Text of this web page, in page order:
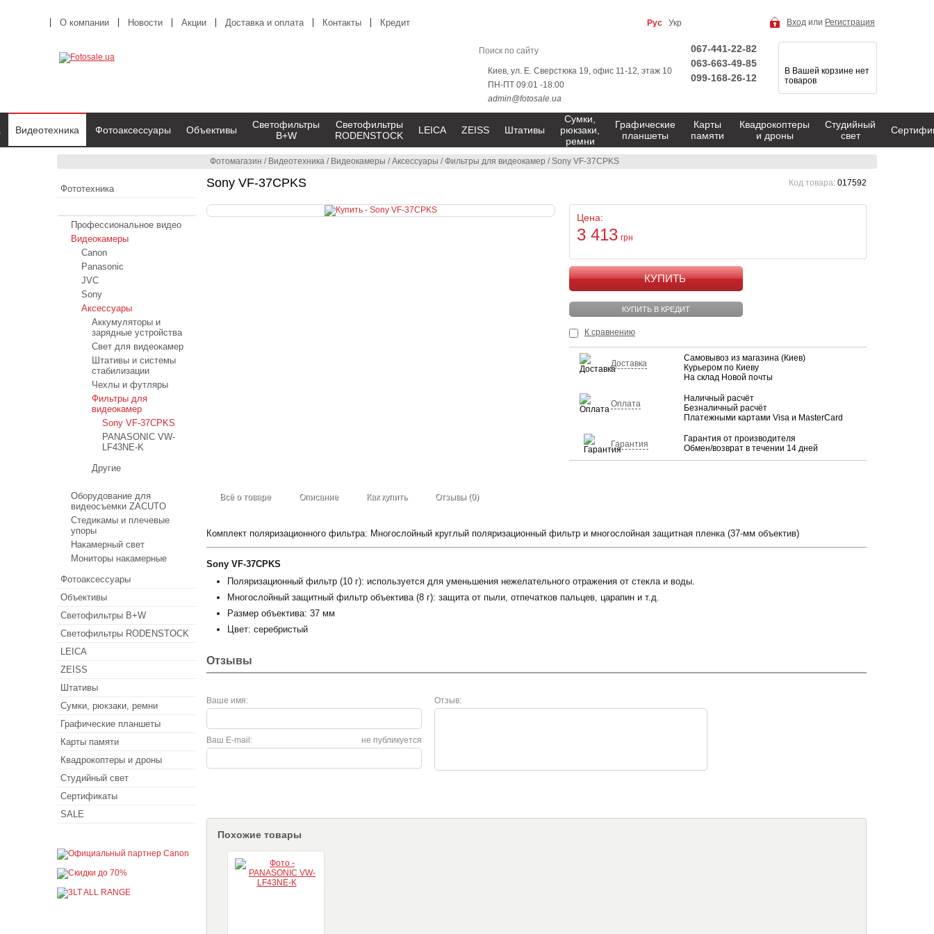
Фотомагазин / Видеотехника / Видеокамеры /Аксессуары /Фильтры для видеокамер /Sony VF-37CPKS
Sony VF-37CPKS Код товара: 017592
Цена:
3 413 грн
КУПИТЬ
КУПИТЬ В КРЕДИТ
К сравнению
Доставка
Самовывоз из магазина (Киев)
Курьером по Киеву
На склад Новой почты
Оплата
Наличный расчёт
Безналичный расчёт
Платежными картами Visa и MasterCard
Гарантия
Гарантия от производителя
Обмен/возврат в течении 14 дней
Всё о товаре Описание Как купить Отзывы (0)
Комплект поляризационного фильтра: Многослойный круглый поляризационный фильтр и многослойная защитная пленка (37-мм объектив)
Sony VF-37CPKS
Поляризационный фильтр (10 г): используется для уменьшения нежелательного отражения от стекла и воды.
Многослойный защитный фильтр объектива (8 г): защита от пыли, отпечатков пальцев, царапин и т.д.
Размер объектива: 37 мм
Цвет: серебристый
Отзывы
Ваше имя: Отзыв:
не публикуется
Ваш E-mail:
Похожие товары
О компании Новости Акции Доставка и оплата Контакты Кредит Рус Укр Вход или Регистрация
Киев, ул. Е. Сверстюка 19, офис 11-12, этаж 10
ПН-ПТ 09:01 -18:00
admin@fotosale.ua
067-441-22-82
063-663-49-85
099-168-26-12
В Вашей корзине нет
товаров
Видеотехника Фотоаксессуары Объективы
Светофильтры
B+W
Светофильтры
RODENSTOCK
LEICA ZEISS Штативы
Сумки,
рюкзаки,
ремни
Графические
планшеты
Карты
памяти
Квадрокоптеры
и дроны
Студийный
свет
Фототехника
Профессиональное видео
Видеокамеры
Canon
Panasonic
JVC
Sony
Аксессуары
Аккумуляторы и
зарядные устройства
Свет для видеокамер
Штативы и системы
стабилизации
Чехлы и футляры
Фильтры для
видеокамер
Sony VF-37CPKS
PANASONIC VW-
LF43NE-K
Другие
Оборудование для
видеосъемки ZACUTO
Стедикамы и плечевые
упоры
Накамерный свет
Мониторы накамерные
Фотоаксессуары
Объективы
Светофильтры B+W
Светофильтры RODENSTOCK
LEICA
ZEISS
Штативы
Сумки, рюкзаки, ремни
Графические планшеты
Карты памяти
Квадрокоптеры и дроны
Студийный свет
Сертификаты
SALE